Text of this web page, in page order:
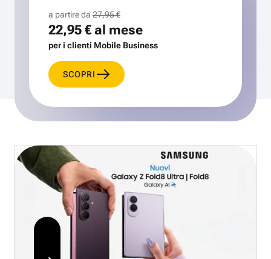
a partire da 27,95 €
22,95 €al mese
per i clienti Mobile Business
SCOPRI